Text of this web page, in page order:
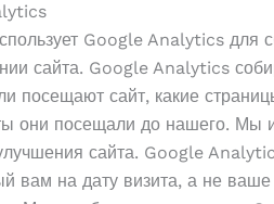
Google Analytics для
сайта. Google Analytics
посещают сайт, какие
они посещали до нашего. Мы
сайта. Google
вам на дату визита, а не